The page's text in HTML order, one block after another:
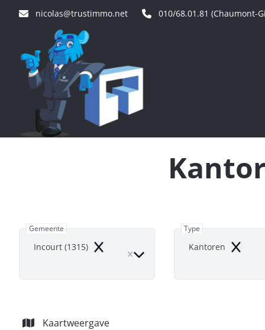
nicolas@trustimmo.net 010/68.01.81 (Chaumont-
Gemeente
Incourt (1315) Remove
Type
Kantoren Remove
Kaartweergave